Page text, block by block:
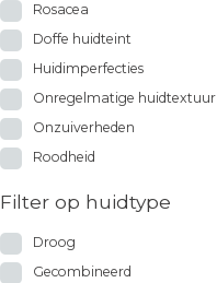
Rosacea
Doffe huidteint
Huidimperfecties
Onregelmatige huidtextuur
Onzuiverheden
Roodheid
Filter op huidtype
Droog
Gecombineerd